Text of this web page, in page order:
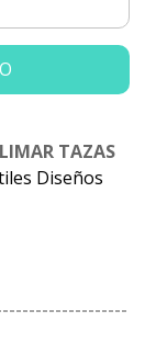
TAZAS
Diseños